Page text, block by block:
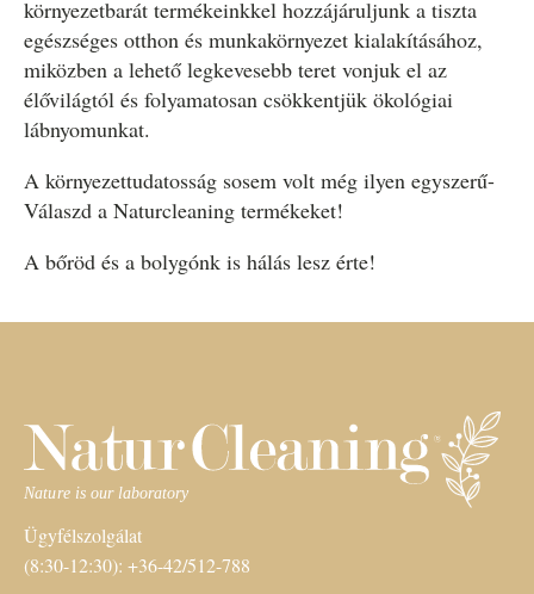
környezetbarát termékeinkkel hozzájáruljunk a tiszta
egészséges otthon és munkakörnyezet kialakításához,
miközben a lehető legkevesebb teret vonjuk el az
élővilágtól és folyamatosan csökkentjük ökológiai
lábnyomunkat.
A környezettudatosság sosem volt még ilyen egyszerű-
Válaszd a Naturcleaning termékeket!
A bőröd és a bolygónk is hálás lesz érte!
Ügyfélszolgálat
(8:30-12:30): +36-42/512-788